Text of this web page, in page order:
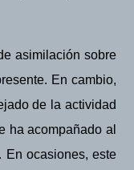
asimilación sobre
En cambio,
de la actividad
ha acompañado al
En ocasiones, este